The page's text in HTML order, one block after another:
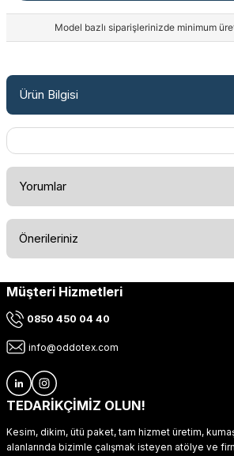
Model bazlı siparişlerinizde minimum
Ürün Bilgisi
Yorumlar
Önerileriniz
Bu ürünün fiyat bilgisi, resim, ürün
kullanarak tarafımıza iletebilirsiniz.
Ürün resmi kalitesiz, bozuk veya
Ürün açıklamasında eksik bilgiler
Ürün fiyatı diğer sitelerden daha pahalı.
Müşteri Hizmetleri
0850 450 04 40
info@oddotex.com
TEDARİKÇİMİZ OLUN!
Kesim, dikim, ütü paket, tam hizmet üretim,
alanlarında bizimle çalışmak isteyen atölye ve